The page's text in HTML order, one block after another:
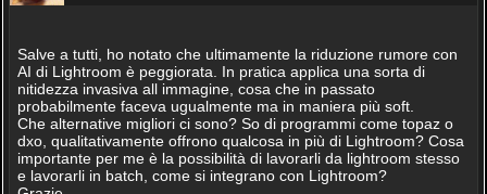
Salve a tutti, ho notato che ultimamente la riduzione rumore con
AI di Lightroom è peggiorata. In pratica applica una sorta di
nitidezza invasiva all immagine, cosa che in passato
probabilmente faceva ugualmente ma in maniera più soft.
Che alternative migliori ci sono? So di programmi come topaz o
dxo, qualitativamente offrono qualcosa in più di Lightroom? Cosa
importante per me è la possibilità di lavorarli da lightroom stesso
e lavorarli in batch, come si integrano con Lightroom?